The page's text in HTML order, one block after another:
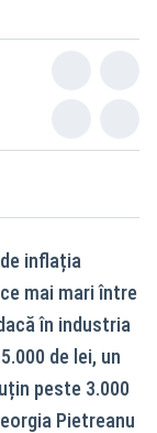
inflația
mai mari între
în industria
de lei, un
peste 3.000
Pietreanu